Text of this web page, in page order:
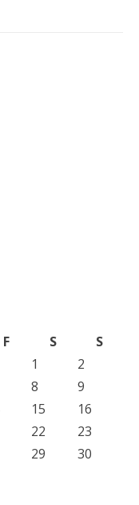
F S
S
1
2
8
9
15
16
22
23
29
30